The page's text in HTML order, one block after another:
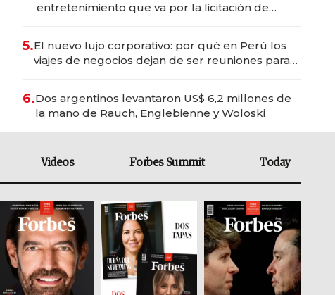
entretenimiento que va por la licitación de
5.El nuevo lujo corporativo: por qué en Perú los
viajes de negocios dejan de ser reuniones para
6.Dos argentinos levantaron US$ 6,2 millones de
la mano de Rauch, Englebienne y Woloski
Videos Forbes Summit Today